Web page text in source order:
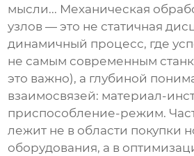
мысли... Механическая
узлов — это не статичная
динамичный процесс, где
не самым современным
это важно), а глубиной
взаимосвязей: материал-
приспособление-режим.
лежит не в области покупки
оборудования, а в